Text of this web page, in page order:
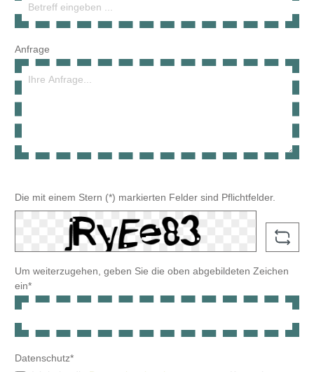
Die mit einem Stern (*) markierten Felder sind Pflichtfelder.
Um weiterzugehen, geben Sie die oben abgebildeten Zeichen
ein*
Datenschutz*
genommen und erkenne diese an.